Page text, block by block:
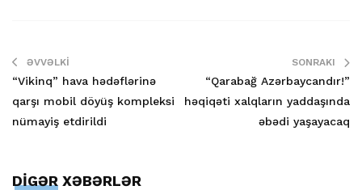
ƏVVƏLKI
“Vikinq” hava hədəflərinə
qarşı mobil döyüş kompleksi
nümayiş etdirildi
SONRAKI
“Qarabağ Azərbaycandır!”
həqiqəti xalqların yaddaşında
əbədi yaşayacaq
DİGƏR XƏBƏRLƏR